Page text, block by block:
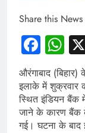
Share this News
औरंगाबाद
इलाके में शुक्रवार
स्थित इंडियन बैंक
जाने के कारण बैंक
गई। घटना के बाद